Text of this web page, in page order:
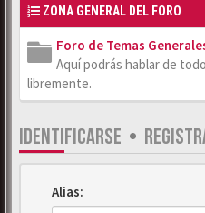
ZONA GENERAL DEL FORO
Foro de Temas
Aquí podrás hablar de
libremente.
IDENTIFICARSE •
Alias: